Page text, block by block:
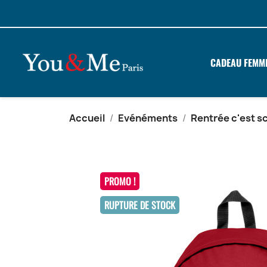
CADEAU
Accueil Evénéments Rentrée c'est
PROMO !
RUPTURE DE STOCK